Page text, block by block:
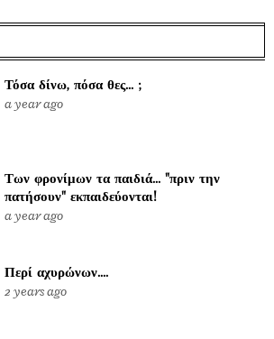
Τόσα δίνω, πόσα θες... ;
a year ago
Των φρονίμων τα παιδιά... "πριν την
πατήσουν" εκπαιδεύονται!
a year ago
Περί αχυρώνων....
2 years ago